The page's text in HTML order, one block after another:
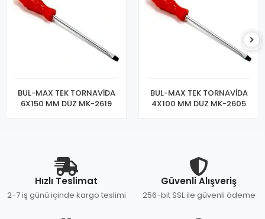
BUL-MAX TEK TORNAVİDA
6X150 MM DÜZ MK-2619
BUL-MAX TEK TORNAVİDA
4X100 MM DÜZ MK-2605
Hızlı Teslimat
2-7 iş günü içinde kargo teslimi
Güvenli Alışveriş
256-bit SSL ile güvenli ödeme